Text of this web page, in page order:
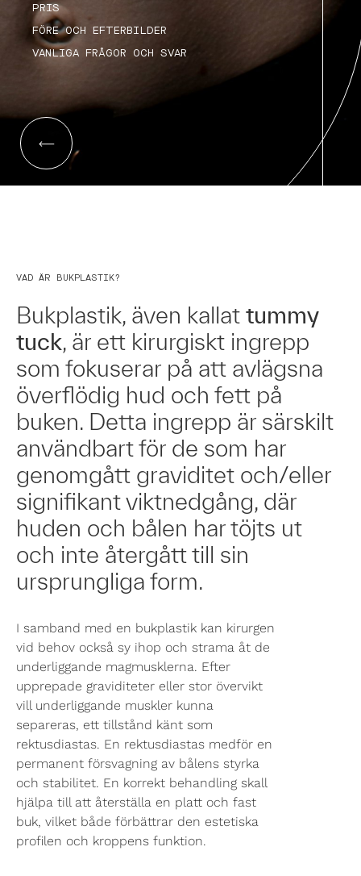
PRIS
FÖRE OCH EFTERBILDER
VANLIGA FRÅGOR OCH SVAR
VAD ÄR BUKPLASTIK?
Bukplastik, även kallat tummy
tuck, är ett kirurgiskt ingrepp
som fokuserar på att avlägsna
överflödig hud och fett på
buken. Detta ingrepp är särskilt
användbart för de som har
genomgått graviditet och/eller
signifikant viktnedgång, där
huden och bålen har töjts ut
och inte återgått till sin
ursprungliga form.
I samband med en bukplastik kan kirurgen
vid behov också sy ihop och strama åt de
underliggande magmusklerna. Efter
upprepade graviditeter eller stor övervikt
vill underliggande muskler kunna
separeras, ett tillstånd känt som
rektusdiastas. En rektusdiastas medför en
permanent försvagning av bålens styrka
och stabilitet. En korrekt behandling skall
hjälpa till att återställa en platt och fast
buk, vilket både förbättrar den estetiska
profilen och kroppens funktion.